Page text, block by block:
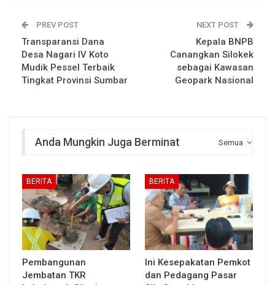
PREV POST
Transparansi Dana
Desa Nagari IV Koto
Mudik Pessel Terbaik
Tingkat Provinsi Sumbar
NEXT POST
Kepala BNPB
Canangkan Silokek
sebagai Kawasan
Geopark Nasional
Semua
Anda Mungkin Juga Berminat
BERITA
Pembangunan
Jembatan TKR
BERITA
Ini Kesepakatan Pemkot
dan Pedagang Pasar